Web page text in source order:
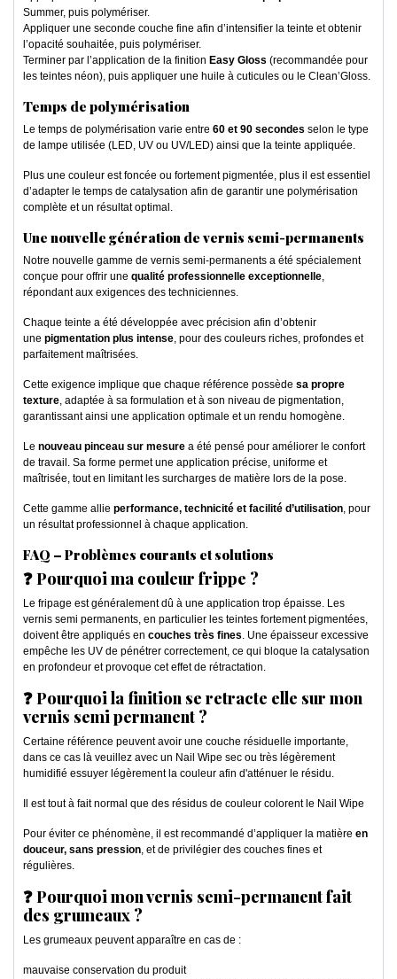
Summer, puis polymériser.
Appliquer une seconde couche fine afin d’intensifier la teinte et obtenir
l’opacité souhaitée, puis polymériser.
Terminer par l’application de la finition Easy Gloss (recommandée pour
les teintes néon), puis appliquer une huile à cuticules ou le Clean’Gloss.
Temps de polymérisation
Le temps de polymérisation varie entre 60 et 90 secondes selon le type
de lampe utilisée (LED, UV ou UV/LED) ainsi que la teinte appliquée.
Plus une couleur est foncée ou fortement pigmentée, plus il est essentiel
d’adapter le temps de catalysation afin de garantir une polymérisation
complète et un résultat optimal.
Une nouvelle génération de vernis semi-permanents
Notre nouvelle gamme de vernis semi-permanents a été spécialement
conçue pour offrir une qualité professionnelle exceptionnelle,
répondant aux exigences des techniciennes.
Chaque teinte a été développée avec précision afin d’obtenir
une pigmentation plus intense, pour des couleurs riches, profondes et
parfaitement maîtrisées.
Cette exigence implique que chaque référence possède sa propre
texture, adaptée à sa formulation et à son niveau de pigmentation,
garantissant ainsi une application optimale et un rendu homogène.
Le nouveau pinceau sur mesure a été pensé pour améliorer le confort
de travail. Sa forme permet une application précise, uniforme et
maîtrisée, tout en limitant les surcharges de matière lors de la pose.
Cette gamme allie performance, technicité et facilité d’utilisation, pour
un résultat professionnel à chaque application.
FAQ – Problèmes courants et solutions
❓ Pourquoi ma couleur frippe ?
Le fripage est généralement dû à une application trop épaisse. Les
vernis semi permanents, en particulier les teintes fortement pigmentées,
doivent être appliqués en couches très fines. Une épaisseur excessive
empêche les UV de pénétrer correctement, ce qui bloque la catalysation
en profondeur et provoque cet effet de rétractation.
❓ Pourquoi la finition se retracte elle sur mon
vernis semi permanent ?
Certaine référence peuvent avoir une couche résiduelle importante,
dans ce cas là veuillez avec un Nail Wipe sec ou très légèrement
humidifié essuyer légèrement la couleur afin d'atténuer le résidu.
Il est tout à fait normal que des résidus de couleur colorent le Nail Wipe
Pour éviter ce phénomène, il est recommandé d’appliquer la matière en
douceur, sans pression, et de privilégier des couches fines et
régulières.
❓ Pourquoi mon vernis semi-permanent fait
des grumeaux ?
Les grumeaux peuvent apparaître en cas de :
mauvaise conservation du produit